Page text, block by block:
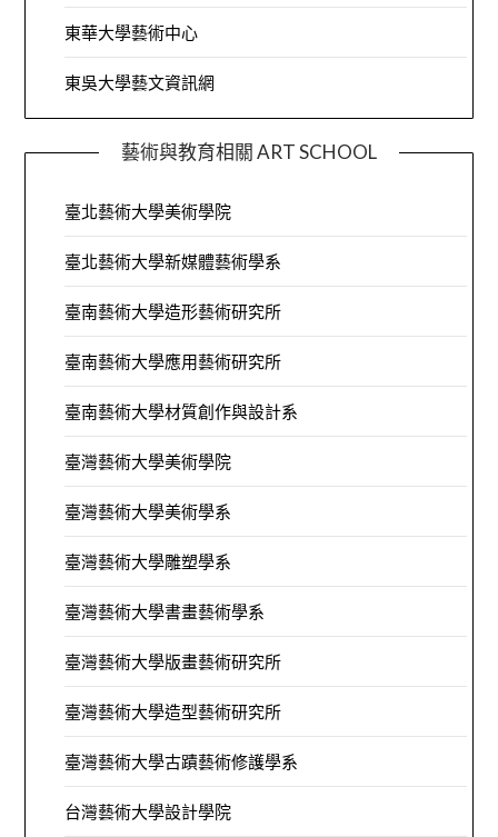
東華大學藝術中心
東吳大學藝文資訊網
藝術與教育相關 ART SCHOOL
臺北藝術大學美術學院
臺北藝術大學新媒體藝術學系
臺南藝術大學造形藝術研究所
臺南藝術大學應用藝術研究所
臺南藝術大學材質創作與設計系
臺灣藝術大學美術學院
臺灣藝術大學美術學系
臺灣藝術大學雕塑學系
臺灣藝術大學書畫藝術學系
臺灣藝術大學版畫藝術研究所
臺灣藝術大學造型藝術研究所
臺灣藝術大學古蹟藝術修護學系
台灣藝術大學設計學院